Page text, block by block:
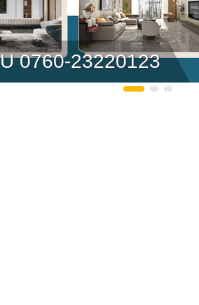
0760-23220123